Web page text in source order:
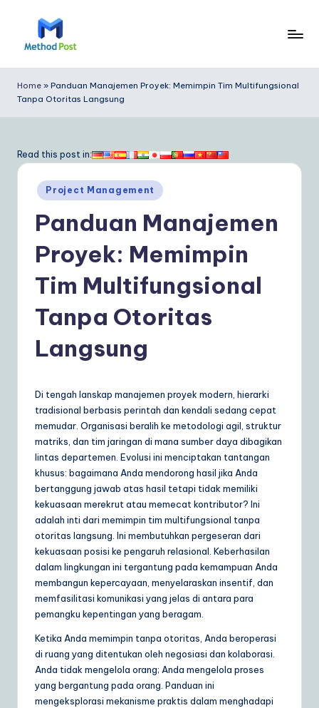
e
t
o
si
Y
o
D
ai
ly
G
ui
Home » Panduan Manajemen Proyek: Memimpin Tim Multifungsional
Tanpa Otoritas Langsung
Read this post in:
Posted
in
Project Management
Panduan Manajemen
Proyek: Memimpin
Tim Multifungsional
Tanpa Otoritas
Langsung
Di tengah lanskap manajemen proyek modern, hierarki
tradisional berbasis perintah dan kendali sedang cepat
memudar. Organisasi beralih ke metodologi agil, struktur
matriks, dan tim jaringan di mana sumber daya dibagikan
lintas departemen. Evolusi ini menciptakan tantangan
khusus: bagaimana Anda mendorong hasil jika Anda
bertanggung jawab atas hasil tetapi tidak memiliki
kekuasaan merekrut atau memecat kontributor? Ini
adalah inti dari memimpin tim multifungsional tanpa
otoritas langsung. Ini membutuhkan pergeseran dari
kekuasaan posisi ke pengaruh relasional. Keberhasilan
dalam lingkungan ini tergantung pada kemampuan Anda
membangun kepercayaan, menyelaraskan insentif, dan
memfasilitasi komunikasi yang jelas di antara para
pemangku kepentingan yang beragam.
Ketika Anda memimpin tanpa otoritas, Anda beroperasi
di ruang yang ditentukan oleh negosiasi dan kolaborasi.
Anda tidak mengelola orang; Anda mengelola proses
yang bergantung pada orang. Panduan ini
mengeksplorasi mekanisme praktis dalam menghadapi